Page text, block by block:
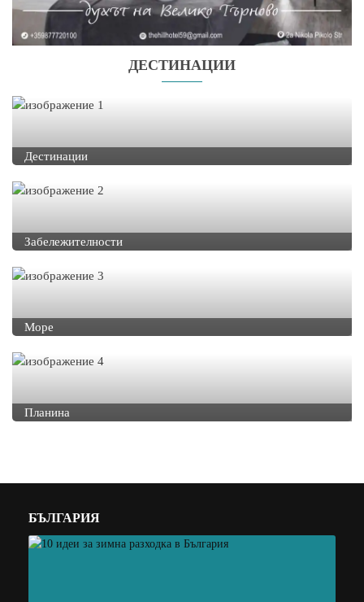
ДЕСТИНАЦИИ
Дестинации
Забележителности
Море
Планина
БЪЛГАРИЯ